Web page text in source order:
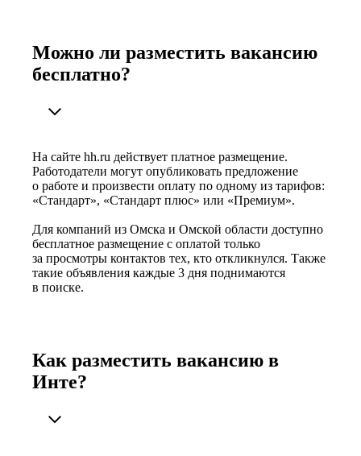
Можно ли разместить вакансию
бесплатно?
На сайте hh.ru действует платное размещение.
Работодатели могут опубликовать предложение
о работе и произвести оплату по одному из тарифов:
«Стандарт», «Стандарт плюс» или «Премиум».
Для компаний из Омска и Омской области доступно
бесплатное размещение с оплатой только
за просмотры контактов тех, кто откликнулся. Также
такие объявления каждые 3 дня поднимаются
в поиске.
Как разместить вакансию в
Инте?